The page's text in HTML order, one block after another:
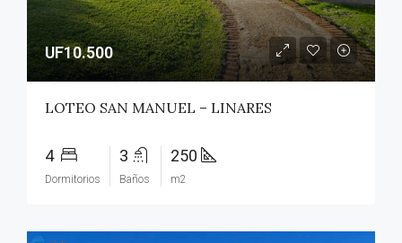
UF10.500
LOTEO SAN MANUEL – LINARES
4
Dormitorios
3
Baños
250
m2